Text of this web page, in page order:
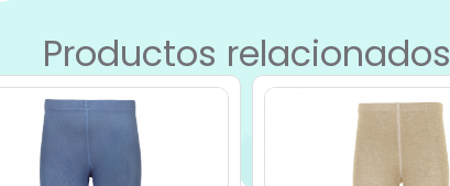
Productos relacionados